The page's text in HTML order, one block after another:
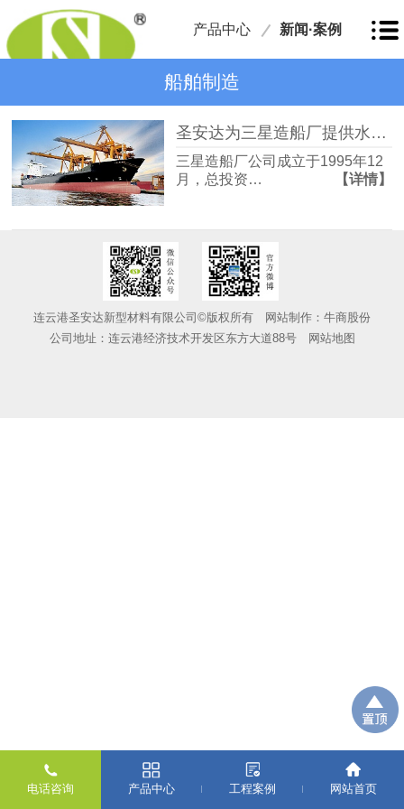
产品中心 新闻·案例
船舶制造
圣安达为三星造船厂提供水性防腐涂料案例！
三星造船厂公司成立于1995年12
月，总投资…
【详情】
连云港圣安达新型材料有限公司©版权所有 网站制作： 牛商股份
公司地址：连云港经济技术开发区东方大道88号
网站地图
电话咨询 产品中心 工程案例 网站首页